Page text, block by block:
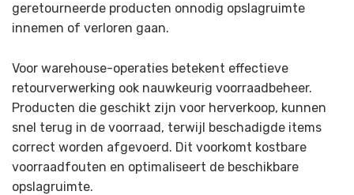
geretourneerde producten onnodig opslagruimte
innemen of verloren gaan.
Voor warehouse-operaties betekent effectieve
retourverwerking ook nauwkeurig voorraadbeheer.
Producten die geschikt zijn voor herverkoop, kunnen
snel terug in de voorraad, terwijl beschadigde items
correct worden afgevoerd. Dit voorkomt kostbare
voorraadfouten en optimaliseert de beschikbare
opslagruimte.